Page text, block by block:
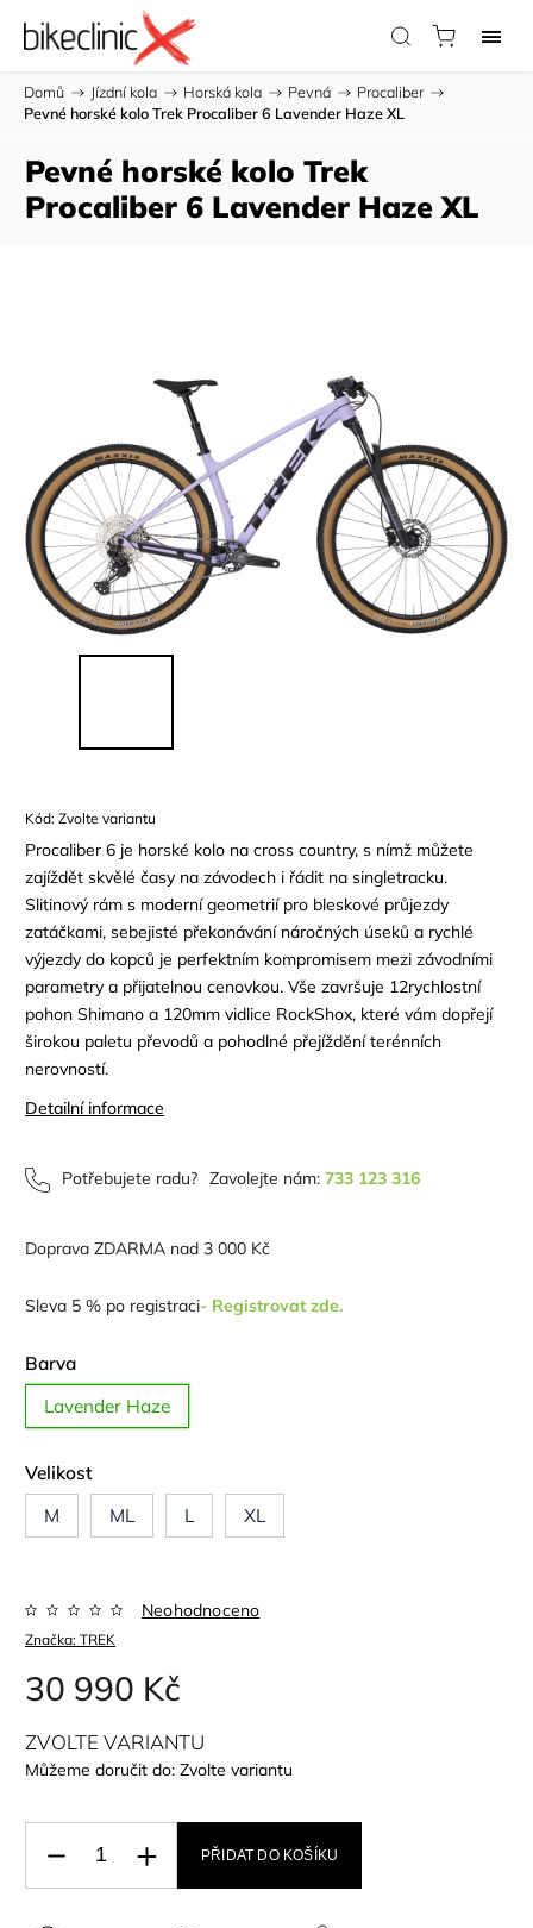
Domů / Jízdní kola / Horská kola / Pevná / Procaliber /
Pevné horské kolo Trek Procaliber 6 Lavender Haze XL
Pevné horské kolo Trek
Procaliber 6 Lavender Haze XL
Kód: Zvolte variantu
Procaliber 6 je horské kolo na cross country, s nímž můžete
zajíždět skvělé časy na závodech i řádit na singletracku.
Slitinový rám s moderní geometrií pro bleskové průjezdy
zatáčkami, sebejisté překonávání náročných úseků a rychlé
výjezdy do kopců je perfektním kompromisem mezi závodními
parametry a přijatelnou cenovkou. Vše završuje 12rychlostní
pohon Shimano a 120mm vidlice RockShox, které vám dopřejí
širokou paletu převodů a pohodlné přejíždění terénních
nerovností.
Detailní informace
Potřebujete radu? Zavolejte nám: 733 123 316
Doprava ZDARMA nad 3 000 Kč
Sleva 5 % po registraci- Registrovat zde.
Barva
Lavender Haze
Velikost
M
ML L XL
Značka: TREK
Neohodnoceno
30 990 Kč
ZVOLTE VARIANTU
Můžeme doručit do: Zvolte variantu
PŘIDAT DO KOŠÍKU